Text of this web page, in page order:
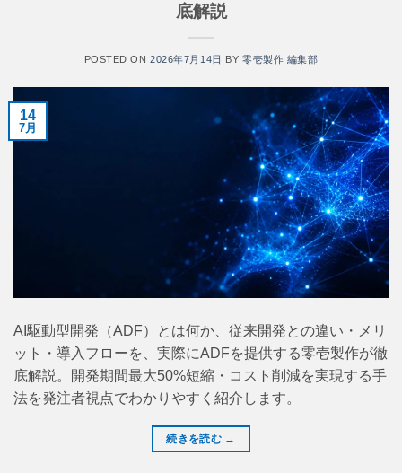
底解説
POSTED ON2026年7月14日 BY 零壱製作 編集部
14
7月
AI駆動型開発（ADF）とは何か、従来開発との違い・メリ
ット・導入フローを、実際にADFを提供する零壱製作が徹
底解説。開発期間最大50%短縮・コスト削減を実現する手
法を発注者視点でわかりやすく紹介します。
続きを読む →